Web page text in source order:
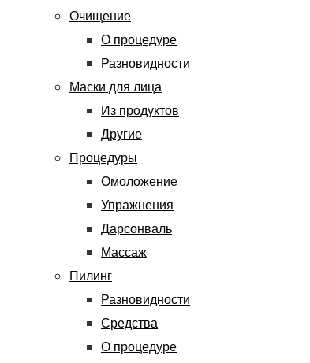
Очищение
О процедуре
Разновидности
Маски для лица
Из продуктов
Другие
Процедуры
Омоложение
Упражнения
Дарсонваль
Массаж
Пилинг
Разновидности
Средства
О процедуре